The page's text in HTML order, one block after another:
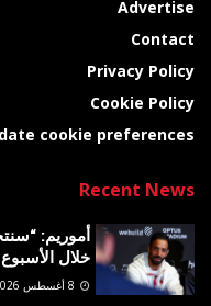
Advertise
Contact
Privacy Policy
Cookie Policy
cookie preferences
Recent News
أموريم:
خلال